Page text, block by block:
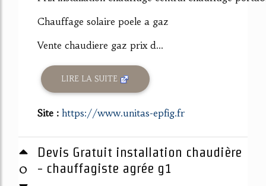
Chauffage solaire poele a gaz
Vente chaudiere gaz prix d...
LIRE LA SUITE
Site : https://www.unitas-epfig.fr
0
Devis Gratuit installation chaudière
- chauffagiste agrée g1